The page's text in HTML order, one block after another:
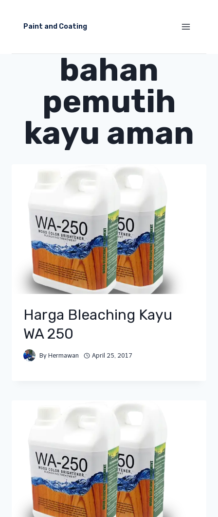
Paint and Coating
bahan
pemutih
kayu aman
Harga Bleaching Kayu
WA 250
By Hermawan April 25, 2017